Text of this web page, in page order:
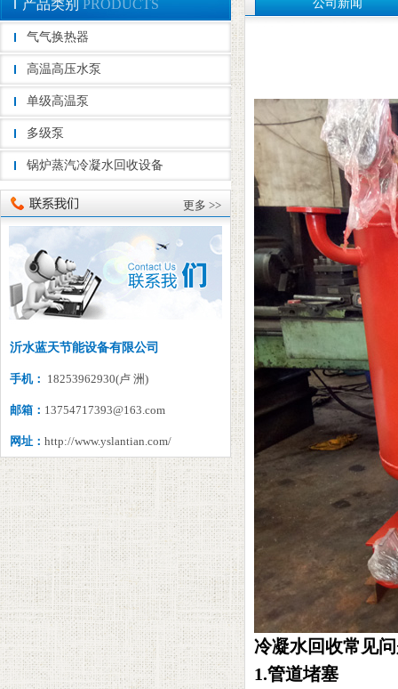
产品类别 PRODUCTS
气气换热器
高温高压水泵
单级高温泵
多级泵
锅炉蒸汽冷凝水回收设备
更多 >>
沂水蓝天节能设备有限公司
手机： 18253962930(卢 洲)
邮箱： 13754717393@163.com
网址： http://www.yslantian.com/
公司新闻
冷凝水回收常见
1.‌管道堵塞‌